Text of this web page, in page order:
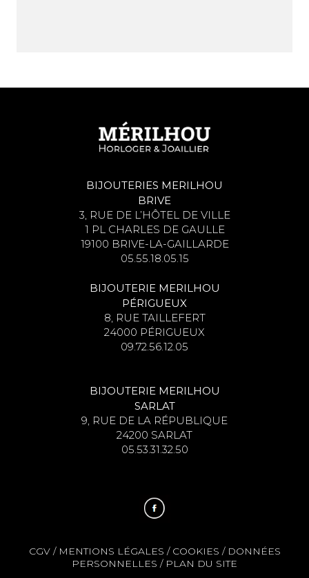
BIJOUTERIES MERILHOU
BRIVE
3, RUE DE L’HÔTEL DE VILLE
1 PL CHARLES DE GAULLE
19100 BRIVE-LA-GAILLARDE
05.55.18.05.15
BIJOUTERIE MERILHOU
PÉRIGUEUX
8, RUE TAILLEFERT
24000 PÉRIGUEUX
09.72.56.12.05
BIJOUTERIE MERILHOU
SARLAT
9, RUE DE LA RÉPUBLIQUE
24200 SARLAT
05.53.31.32.50
CGV/ MENTIONS LÉGALES / COOKIES / DONNÉES
PERSONNELLES / PLAN DU SITE